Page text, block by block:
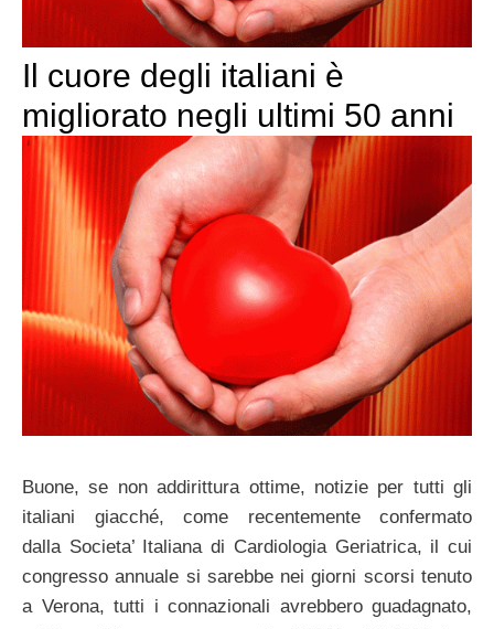
Il cuore degli italiani è
migliorato negli ultimi 50 anni
Buone, se non addirittura ottime, notizie per tutti gli
italiani giacché, come recentemente confermato
dalla Societa’ Italiana di Cardiologia Geriatrica, il cui
congresso annuale si sarebbe nei giorni scorsi tenuto
a Verona, tutti i connazionali avrebbero guadagnato,